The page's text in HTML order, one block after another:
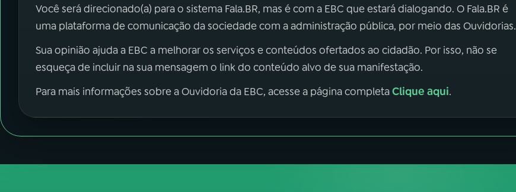
Você será direcionado(a) para o sistema Fala.BR, mas é com a EBC que estará dialogando. O Fala.BR é
uma plataforma de comunicação da sociedade com a administração pública, por meio das Ouvidorias.
Sua opinião ajuda a EBC a melhorar os serviços e conteúdos ofertados ao cidadão. Por isso, não se
esqueça de incluir na sua mensagem o link do conteúdo alvo de sua manifestação.
Para mais informações sobre a Ouvidoria da EBC, acesse a página completaClique aqui.